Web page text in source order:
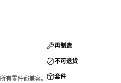
有零件都兼容。
再制造
不可退货
套件